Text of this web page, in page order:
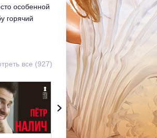
особенной
горячий
все (927)